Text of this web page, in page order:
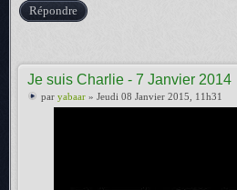
Répondre
Je suis Charlie - 7 Janvier 2014
par yabaar » Jeudi 08 Janvier 2015, 11h31